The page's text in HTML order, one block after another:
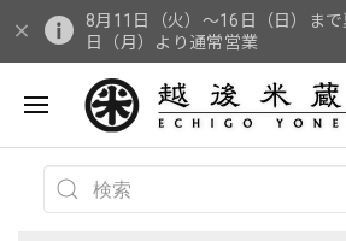
8月11日（火）～16日（日）ま
日（月）より通常営業